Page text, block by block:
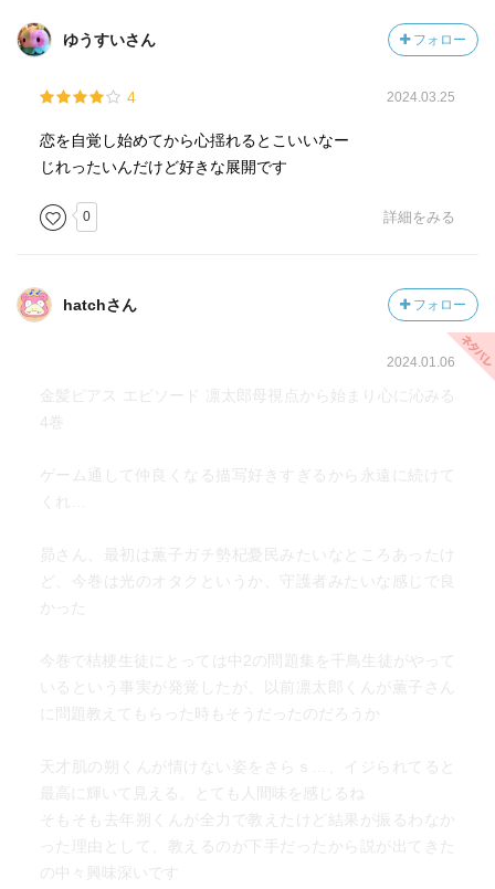
ゆうすいさん フォロー
4 2024.03.25
恋を自覚し始めてから心揺れるとこいいなー
じれったいんだけど好きな展開です
0 詳細をみる
hatchさん フォロー
2024.01.06
金髪ピアス エピソード 凛太郎母視点から始まり心に沁みる
4巻
ゲーム通して仲良くなる描写好きすぎるから永遠に続けて
くれ…
昴さん、最初は薫子ガチ勢杞憂民みたいなところあったけ
ど、今巻は光のオタクというか、守護者みたいな感じで良
かった
今巻で桔梗生徒にとっては中2の問題集を千鳥生徒がやって
いるという事実が発覚したが、以前凛太郎くんが薫子さん
に問題教えてもらった時もそうだったのだろうか
天才肌の朔くんが情けない姿をさらｓ…、イジられてると
最高に輝いて見える。とても人間味を感じるね
そもそも去年朔くんが全力で教えたけど結果が振るわなか
った理由として、教えるのが下手だったから説が出てきた
の中々興味深いです